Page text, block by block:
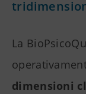
La
dimensioni